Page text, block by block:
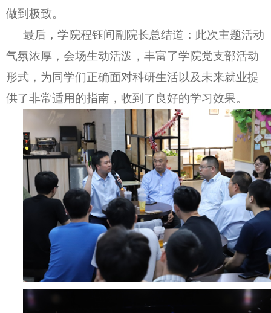
做到极致。
最后，学院程钰间副院长总结道：此次主题活动
气氛浓厚，会场生动活泼，丰富了学院党支部活动
形式，为同学们正确面对科研生活以及未来就业提
供了非常适用的指南，收到了良好的学习效果。